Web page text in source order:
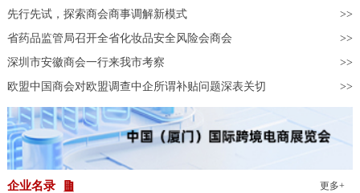
他们的求学压力，激励他们奋发向上。日照浙江商会施会长表
示：“教育是阻断贫困代际传递的根本之策。日照浙江商会始终关
注社会公益，尤其重视教育事业。我们希望通过这次绵薄之力，
为黔江的孩子们点亮一盏希望的灯，帮助他们更好地完成学业，
60%，充分展现了临沂商城拓展国际市场的强劲势头与综合实力。本
次临沂参展企业涵盖劳保用品、五金工具、建筑材料、日用百货等多
个优势行业，展品丰富、品类齐全，吸引了大量越南当地企业驻足咨
出浓厚兴趣和高度认可，充分体现了“临沂制造”在东南亚市场的竞争
力和吸引力。展会现场共有30余家临沂企业与越方达成初步采购意
向，意向合作金额约1600万美元。展会期间，由山东省贸促会与越
南工贸部共同主办的中越企业对接会成功举行。临沂展团积极把握机
遇，共有20余家企业参与对接，与越南采购商开展面对面、一对一
的深入洽谈。通过直观的产品展示与专业交流，越方企业进一步加深
了对临沂产品特色与优势的了解，为后续合作奠定了坚实基础。为进
一步把握越南市场动态与消费需求，活动期间，临沂国际商会还组织
先行先试，探索商会商事调解新模式
省药品监管局召开全省化妆品安全风险会商会
深圳市安徽商会一行来我市考察
欧盟中国商会对欧盟调查中企所谓补贴问题深表关切
企业名录 更多+